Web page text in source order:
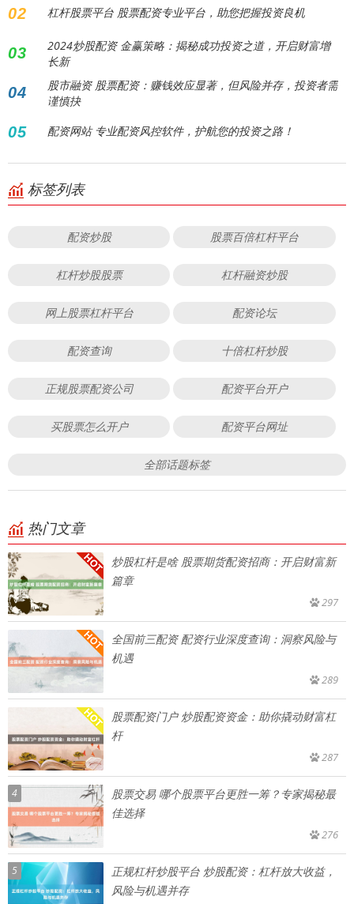
02 杠杆股票平台 股票配资专业平台，助您把握投资良机
03
2024炒股配资 金赢策略：揭秘成功投资之道，开启财富增
长新
04
股市融资 股票配资：赚钱效应显著，但风险并存，投资者需
谨慎抉
05 配资网站 专业配资风控软件，护航您的投资之路！
标签列表
配资炒股 股票百倍杠杆平台
杠杆炒股股票 杠杆融资炒股
网上股票杠杆平台 配资论坛
配资查询 十倍杠杆炒股
正规股票配资公司 配资平台开户
买股票怎么开户 配资平台网址
全部话题标签
热门文章
炒股杠杆是啥 股票期货配资招商：开启财富新
篇章
297
全国前三配资 配资行业深度查询：洞察风险与
机遇
289
股票配资门户 炒股配资资金：助你撬动财富杠
杆
287
4
股票交易 哪个股票平台更胜一筹？专家揭秘最
佳选择
276
5
正规杠杆炒股平台 炒股配资：杠杆放大收益，
风险与机遇并存